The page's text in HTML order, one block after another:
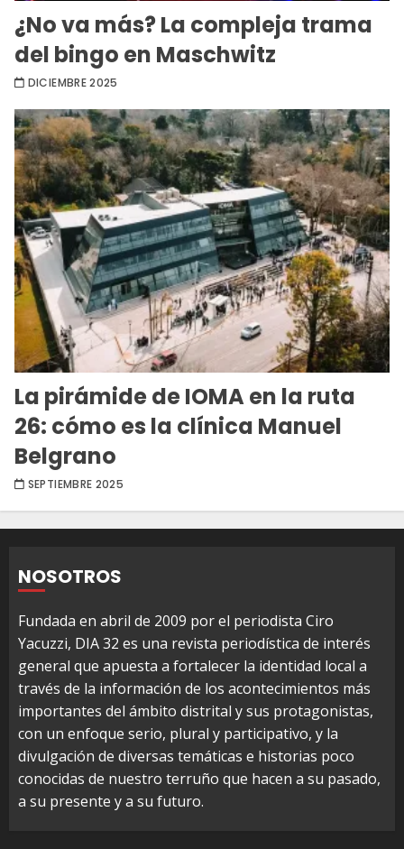
¿No va más? La compleja trama
del bingo en Maschwitz
DICIEMBRE 2025
La pirámide de IOMA en la ruta
26: cómo es la clínica Manuel
Belgrano
SEPTIEMBRE 2025
NOSOTROS
Fundada en abril de 2009 por el periodista Ciro
Yacuzzi, DIA 32 es una revista periodística de interés
general que apuesta a fortalecer la identidad local a
través de la información de los acontecimientos más
importantes del ámbito distrital y sus protagonistas,
con un enfoque serio, plural y participativo, y la
divulgación de diversas temáticas e historias poco
conocidas de nuestro terruño que hacen a su pasado,
a su presente y a su futuro.